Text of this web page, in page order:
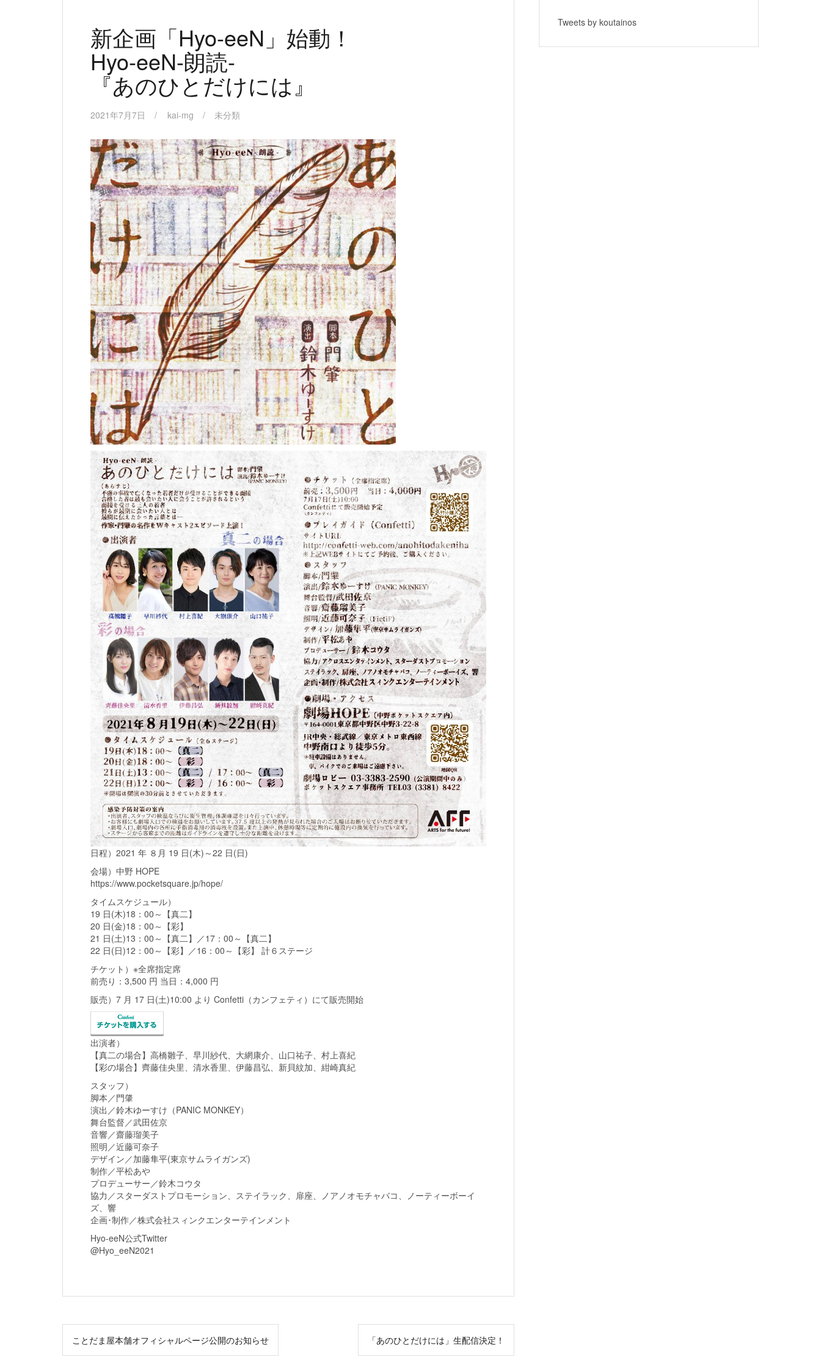
新企画「Hyo-eeN」始動！
Hyo-eeN-朗読-
『あのひとだけには』
2021年7月7日 kai-mg 未分類
日程）2021 年 ８月 19 日(木)～22 日(日)
会場）中野 HOPE
https://www.pocketsquare.jp/hope/
タイムスケジュール）
19 日(木)18：00～【真二】
20 日(金)18：00～【彩】
21 日(土)13：00～【真二】／17：00～【真二】
22 日(日)12：00～【彩】／16：00～【彩】 計６ステージ
チケット）※全席指定席
前売り：3,500 円 当日：4,000 円
販売）7 月 17 日(土)10:00 より Confetti（カンフェティ）にて販売開始
出演者）
【真二の場合】高橋雛子、早川紗代、大網康介、山口祐子、村上喜紀
【彩の場合】齊藤佳央里、清水香里、伊藤昌弘、新貝紋加、紺崎真紀
スタッフ）
脚本／門肇
演出／鈴木ゆーすけ（PANIC MONKEY）
舞台監督／武田佐京
音響／齋藤瑠美子
照明／近藤可奈子
デザイン／加藤隼平(東京サムライガンズ)
制作／平松あや
プロデューサー／鈴木コウタ
協力／スターダストプロモーション、ステイラック、扉座、ノアノオモチャバコ、ノーティーボーイ
ズ、響
企画･制作／株式会社スィンクエンターテインメント
Hyo-eeN公式Twitter
@Hyo_eeN2021
投
稿
ことだま屋本舗オフィシャルページ公開のお知らせ 「あのひとだけには」生配信決定！
Tweets by koutainos